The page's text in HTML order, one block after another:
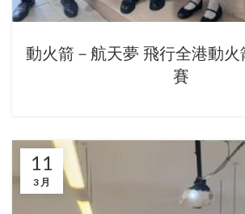
動火箭－航天夢 飛行全港動
賽
11
3 月